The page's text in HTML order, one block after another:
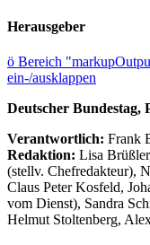
Herausgeber
ö Bereich
ein-/ausklappen
Deutscher Bundestag,
Verantwortlich: Frank
Redaktion: Lisa
(stellv. Chefredakteur),
Claus Peter Kosfeld,
vom Dienst), Sandra
Helmut Stoltenberg,